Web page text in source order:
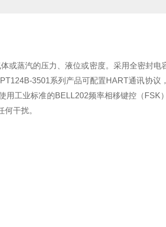
或蒸汽的压力、液位或密度。采用全密封
3501系列产品可配置HART通讯协议
用工业标准的BELL202频率相移键控（FSK
何干扰。